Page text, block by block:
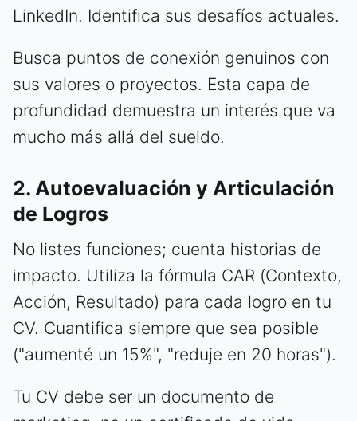
LinkedIn. Identifica sus desafíos actuales.
Busca puntos de conexión genuinos con
sus valores o proyectos. Esta capa de
profundidad demuestra un interés que va
mucho más allá del sueldo.
2. Autoevaluación y Articulación
de Logros
No listes funciones; cuenta historias de
impacto. Utiliza la fórmula CAR (Contexto,
Acción, Resultado) para cada logro en tu
CV. Cuantifica siempre que sea posible
("aumenté un 15%", "reduje en 20 horas").
Tu CV debe ser un documento de